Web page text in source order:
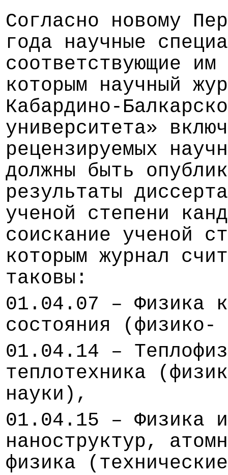
Согласно новому
года научные
соответствующие
которым научный
Кабардино-
университета»
рецензируемых
должны быть
результаты
ученой степени
соискание ученой
которым журнал
таковы:
01.04.07 – Физика
состояния (физико-
01.04.14 –
теплотехника
науки),
01.04.15 – Физика и
наноструктур,
физика